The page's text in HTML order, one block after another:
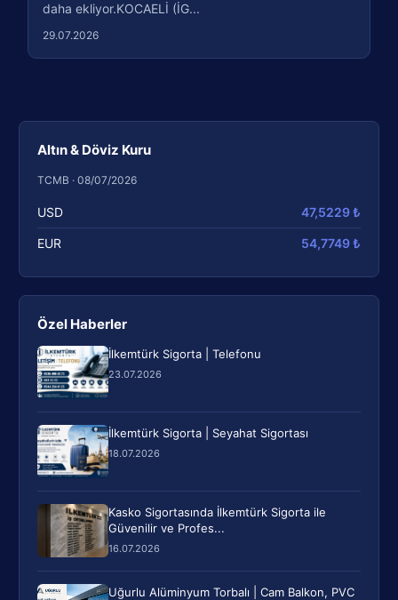
Altın & Döviz Kuru
TCMB · 08/07/2026
USD 47,5229 ₺
EUR 54,7749 ₺
Özel Haberler
İlkemtürk Sigorta | Telefonu
23.07.2026
İlkemtürk Sigorta | Seyahat Sigortası
18.07.2026
Kasko Sigortasında İlkemtürk Sigorta ile
Güvenilir ve Profes...
16.07.2026
Uğurlu Alüminyum Torbalı | Cam Balkon, PVC
daha ekliyor.KOCAELİ (İG...
29.07.2026